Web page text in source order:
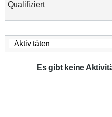
Qualifiziert
Es gibt keine